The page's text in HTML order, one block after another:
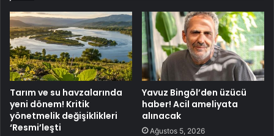
Tarım ve su havzalarında
yeni dönem! Kritik
yönetmelik değişiklikleri
‘Resmi’leşti
Yavuz Bingöl’den üzücü
haber! Acil ameliyata
alınacak
Ağustos 5, 2026